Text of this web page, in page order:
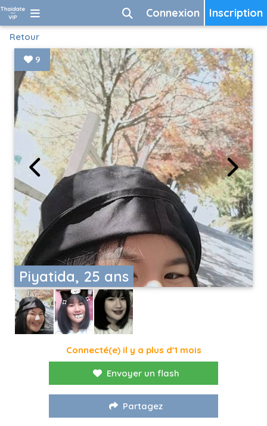
Inscription
Connexion
Retour
Piyatida, 25 ans
9
Connecté(e) il y a plus d'1 mois
Envoyer un flash
Partagez